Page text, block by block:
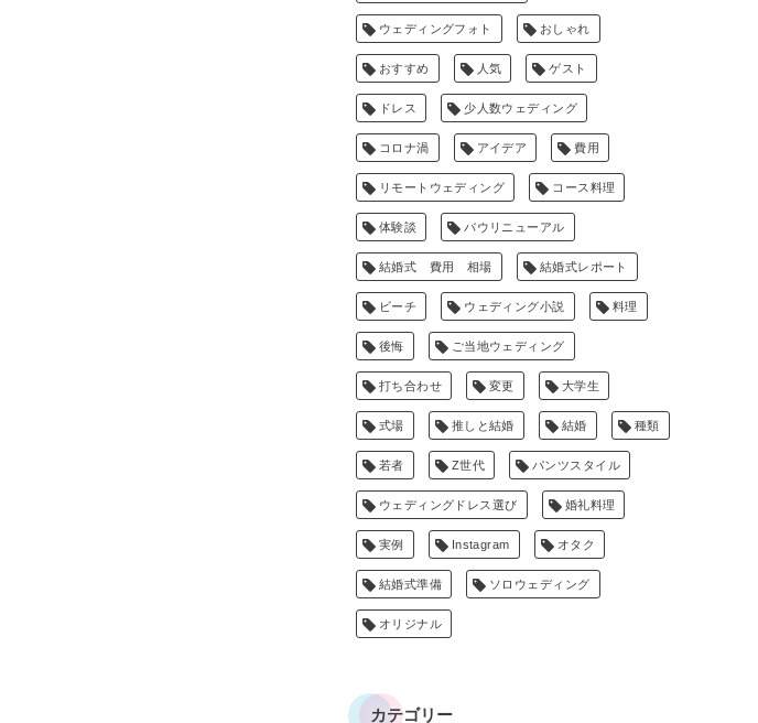
ウェディングフォト おしゃれ
おすすめ 人気 ゲスト
ドレス 少人数ウェディング
コロナ渦 アイデア 費用
リモートウェディング コース料理
体験談 バウリニューアル
結婚式 費用 相場 結婚式レポート
ビーチ ウェディング小説 料理
後悔 ご当地ウェディング
打ち合わせ 変更 大学生
式場 推しと結婚 結婚 種類
若者 Z世代 パンツスタイル
ウェディングドレス選び 婚礼料理
実例 Instagram オタク
結婚式準備 ソロウェディング
オリジナル
カテゴリー